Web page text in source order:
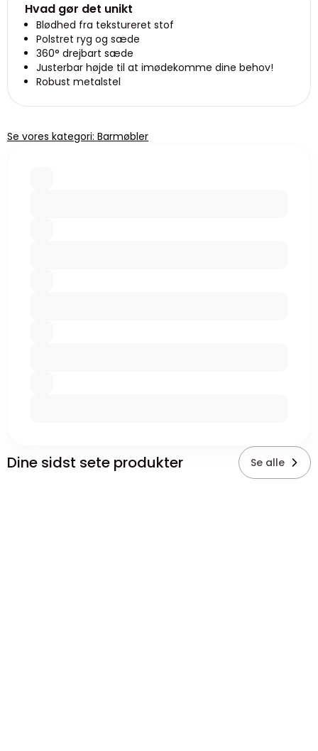
Hvad gør det unikt
Blødhed fra tekstureret stof
Polstret ryg og sæde
360° drejbart sæde
Justerbar højde til at imødekomme dine behov!
Robust metalstel
Se vores kategori: Barmøbler
Dine sidst sete produkter Se alle